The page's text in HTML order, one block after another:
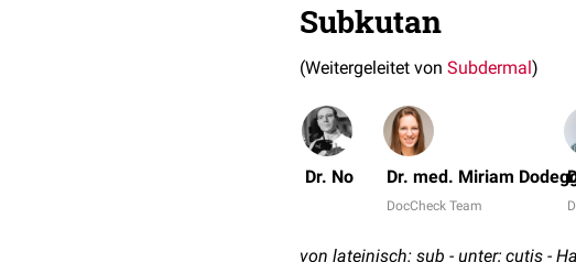
Subkutan
(Weitergeleitet von Subdermal)
Dr. No Dr. med. Miriam
DocCheck Team
von lateinisch: sub - unter; cutis -